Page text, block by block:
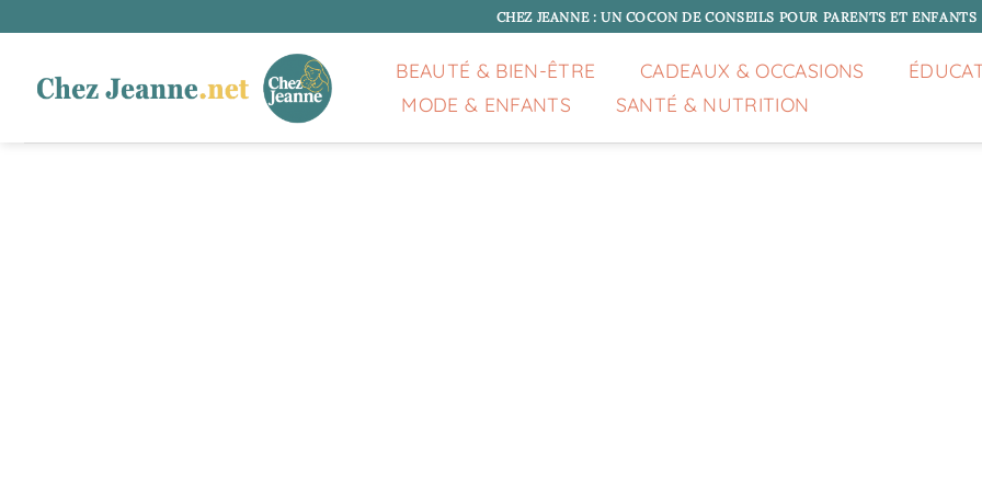
au
CHEZ JEANNE : UN COCON DE CONSEILS POUR PARENTS ET ENFANTS
BEAUTÉ & BIEN-ÊTRE CADEAUX & OCCASIONS
MODE & ENFANTS
SANTÉ & NUTRITION